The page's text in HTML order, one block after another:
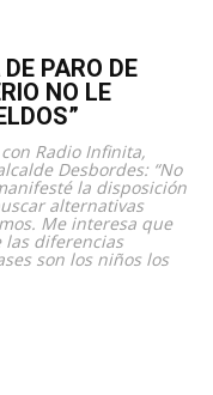
PARO DE
NO LE
Radio Infinita,
Desbordes: “No
la disposición
alternativas
Me interesa que
las diferencias
son los niños los